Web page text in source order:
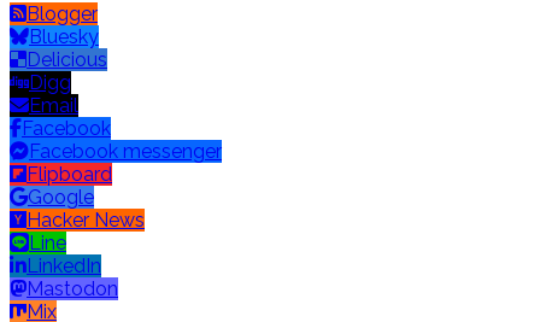
Blogger
Bluesky
Delicious
Digg
Email
Facebook
Facebook messenger
Flipboard
Google
Hacker News
Line
LinkedIn
Mastodon
Mix